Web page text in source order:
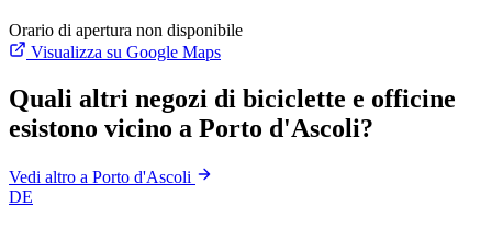
Orario di apertura non disponibile
Visualizza su Google Maps
Quali altri negozi di biciclette e officine
esistono vicino a Porto d'Ascoli?
Vedi altro a Porto d'Ascoli
DE